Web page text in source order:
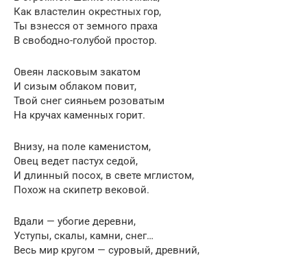
Как властелин окрестных гор,
Ты взнесся от земного праха
В свободно-голубой простор.
Овеян ласковым закатом
И сизым облаком повит,
Твой снег сияньем розоватым
На кручах каменных горит.
Внизу, на поле каменистом,
Овец ведет пастух седой,
И длинный посох, в свете мглистом,
Похож на скипетр вековой.
Вдали — убогие деревни,
Уступы, скалы, камни, снег…
Весь мир кругом — суровый, древний,